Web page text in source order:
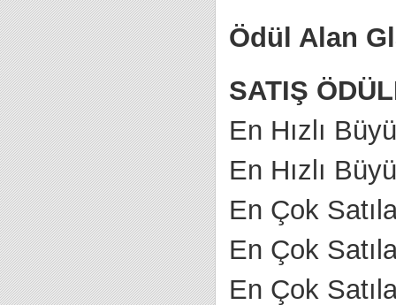
Ödül Alan
SATIŞ
En Hızlı
En Hızlı
En Çok
En Çok
En Çok